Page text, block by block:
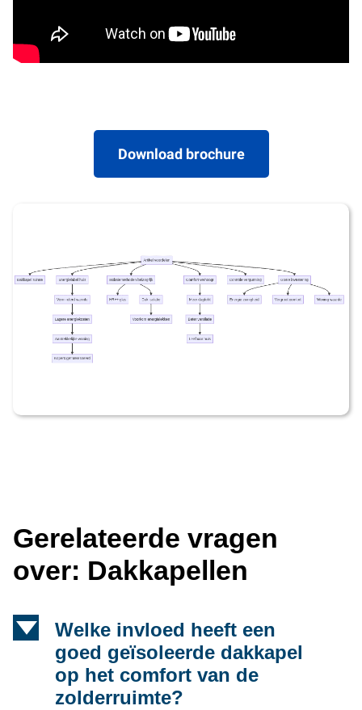
Download brochure
Gerelateerde vragen
over: Dakkapellen
d
Welke invloed heeft een
goed geïsoleerde dakkapel
op het comfort van de
zolderruimte?